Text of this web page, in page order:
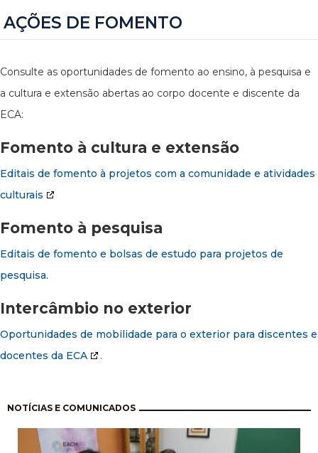
AÇÕES DE FOMENTO
Consulte as oportunidades de fomento ao ensino, à pesquisa e
a cultura e extensão abertas ao corpo docente e discente da
ECA:
Fomento à cultura e extensão
Editais de fomento à projetos com a comunidade e atividades
culturais
Fomento à pesquisa
Editais de fomento e bolsas de estudo para projetos de
pesquisa.
Intercâmbio no exterior
Oportunidades de mobilidade para o exterior para discentes e
docentes da ECA
.
NOTÍCIAS E COMUNICADOS
Paginação